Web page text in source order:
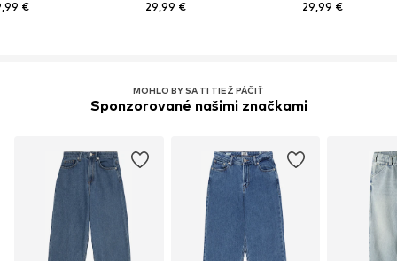
€ 29,99 € 29,99 €
MOHLO BY SA TI TIEŽ PÁČIŤ
Sponzorované našimi značkami